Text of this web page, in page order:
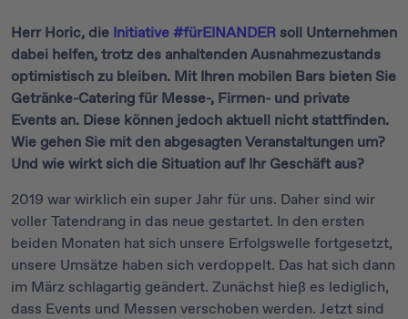
Herr Horic, die Initiative #fürEINANDER soll Unternehmen
dabei helfen, trotz des anhaltenden Ausnahmezustands
optimistisch zu bleiben. Mit Ihren mobilen Bars bieten Sie
Getränke-Catering für Messe-, Firmen- und private
Events an. Diese können jedoch aktuell nicht stattfinden.
Wie gehen Sie mit den abgesagten Veranstaltungen um?
Und wie wirkt sich die Situation auf Ihr Geschäft aus?
2019 war wirklich ein super Jahr für uns. Daher sind wir
voller Tatendrang in das neue gestartet. In den ersten
beiden Monaten hat sich unsere Erfolgswelle fortgesetzt,
unsere Umsätze haben sich verdoppelt. Das hat sich dann
im März schlagartig geändert. Zunächst hieß es lediglich,
dass Events und Messen verschoben werden. Jetzt sind